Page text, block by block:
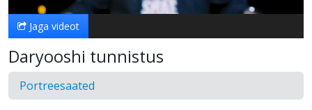
Jaga videot
Daryooshi tunnistus
Portreesaated